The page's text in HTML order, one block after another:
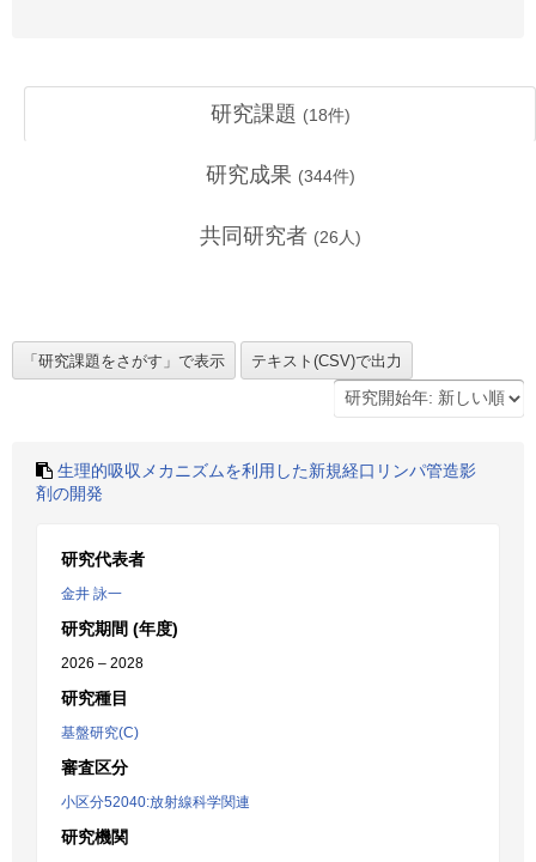
研究課題 (18件)
研究成果 (344件)
共同研究者 (26 人)
生理的吸収メカニズムを利用した新規経口リンパ管造影
剤の開発
研究代表者
金井 詠一
研究期間 (年度)
2026 – 2028
研究種目
基盤研究(C)
審査区分
小区分52040:放射線科学関連
研究機関